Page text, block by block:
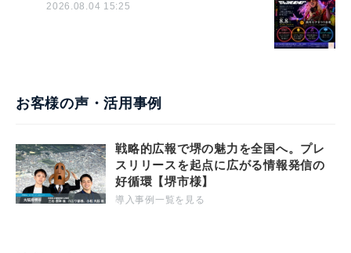
2026.08.04 15:25
お客様の声・活用事例
戦略的広報で堺の魅力を全国へ。プレ
スリリースを起点に広がる情報発信の
好循環【堺市様】
導入事例一覧を見る